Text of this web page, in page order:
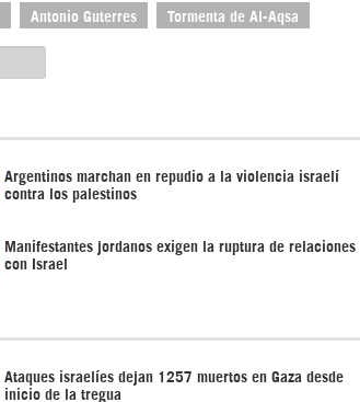
Antonio Guterres Tormenta de Al-Aqsa
Argentinos marchan en repudio a la violencia israelí
contra los palestinos
Manifestantes jordanos exigen la ruptura de relaciones
con Israel
Ataques israelíes dejan 1257 muertos en Gaza desde
inicio de la tregua